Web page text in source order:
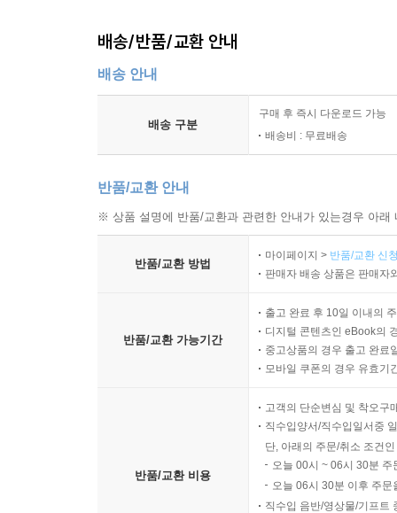
배송/반품/교환 안내
배송 안내
배송 구분
구매 후 즉시 다운로드 가능
배송비 : 무료배송
반품/교환 안내
※ 상품 설명에 반품/교환과 관련한 안내가 있는경우 아
반품/교환 방법
마이페이지 > 반품/교환 신
판매자 배송 상품은 판매자
반품/교환 가능기간
출고 완료 후 10일 이내의
디지털 콘텐츠인 eBook의
중고상품의 경우 출고 완료
모바일 쿠폰의 경우 유효기
반품/교환 비용
고객의 단순변심 및 착오구
직수입양서/직수입일서중
단, 아래의 주문/취소 조건
오늘 00시 ~ 06시 30분
오늘 06시 30분 이후 주
직수입 음반/영상물/기프트